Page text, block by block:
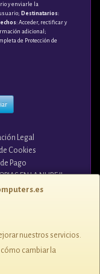
nuestros servicios.
cambiar la
y enviarle la
Destinatarios:
: Acceder, rectificar y
adicional;
de Protección de
Legal
Cookies
Pago
EN LA NUBE !!
- Tlfno. 91 849 7250